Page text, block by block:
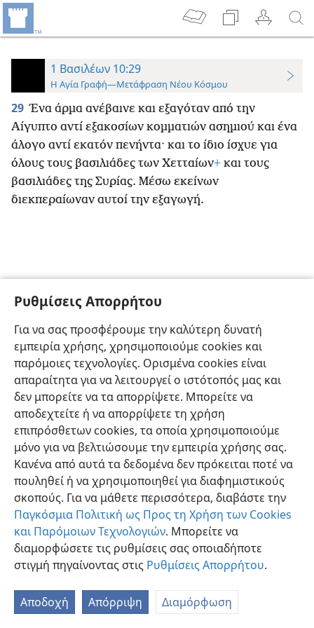
Ρυθμίσεις Απορρήτου
Για να σας προσφέρουμε την καλύτερη δυνατή
εμπειρία χρήσης, χρησιμοποιούμε cookies και
παρόμοιες τεχνολογίες. Ορισμένα cookies είναι
απαραίτητα για να λειτουργεί ο ιστότοπός μας και
δεν μπορείτε να τα απορρίψετε. Μπορείτε να
αποδεχτείτε ή να απορρίψετε τη χρήση
επιπρόσθετων cookies, τα οποία χρησιμοποιούμε
μόνο για να βελτιώσουμε την εμπειρία χρήσης σας.
Κανένα από αυτά τα δεδομένα δεν πρόκειται ποτέ να
πουληθεί ή να χρησιμοποιηθεί για διαφημιστικούς
σκοπούς. Για να μάθετε περισσότερα, διαβάστε την
Παγκόσμια Πολιτική ως Προς τη Χρήση των Cookies
και Παρόμοιων Τεχνολογιών. Μπορείτε να
διαμορφώσετε τις ρυθμίσεις σας οποιαδήποτε
στιγμή πηγαίνοντας στις Ρυθμίσεις Απορρήτου.
Αποδοχή Απόρριψη Διαμόρφωση
1 Βασιλέων 10:29
Η Αγία Γραφή—Μετάφραση Νέου Κόσμου
29 Ένα άρμα ανέβαινε και εξαγόταν από την
Αίγυπτο αντί εξακοσίων κομματιών ασημιού και ένα
άλογο αντί εκατόν πενήντα· και το ίδιο ίσχυε για
όλους τους βασιλιάδες των Χετταίων+ και τους
βασιλιάδες της Συρίας. Μέσω εκείνων
διεκπεραίωναν αυτοί την εξαγωγή.
Ελληνική Προτιμήσεις
Copyright© 2026 Watch Tower Bible and Tract Society of Pennsylvania
Πολιτική Απορρήτου
Ρυθμίσεις Απορρήτου
JW.ORG
Σύνδεση